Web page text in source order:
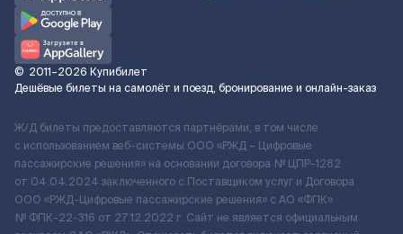
© 2011–2026 Купибилет
Дешёвые билеты на самолёт и поезд, бронирование и онлайн-заказ
Ж/Д билеты предоставляются партнёрами, в том числе
с использованием веб-системы ООО «РЖД – Цифровые
пассажирские решения» на основании договора № ЦПР-1282
от 04.04.2024 заключенного с Поставщиком услуг и Договора
ООО «РЖД-Цифровые пассажирские решения» c АО «ФПК»
№ ФПК-22-316 от 27.12.2022 г. Сайт не является официальным